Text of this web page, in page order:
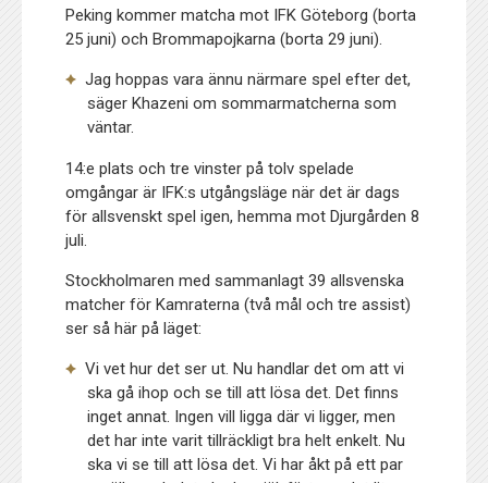
Peking kommer matcha mot IFK Göteborg (borta
25 juni) och Brommapojkarna (borta 29 juni).
Jag hoppas vara ännu närmare spel efter det,
säger Khazeni om sommarmatcherna som
väntar.
14:e plats och tre vinster på tolv spelade
omgångar är IFK:s utgångsläge när det är dags
för allsvenskt spel igen, hemma mot Djurgården 8
juli.
Stockholmaren med sammanlagt 39 allsvenska
matcher för Kamraterna (två mål och tre assist)
ser så här på läget:
Vi vet hur det ser ut. Nu handlar det om att vi
ska gå ihop och se till att lösa det. Det finns
inget annat. Ingen vill ligga där vi ligger, men
det har inte varit tillräckligt bra helt enkelt. Nu
ska vi se till att lösa det. Vi har åkt på ett par